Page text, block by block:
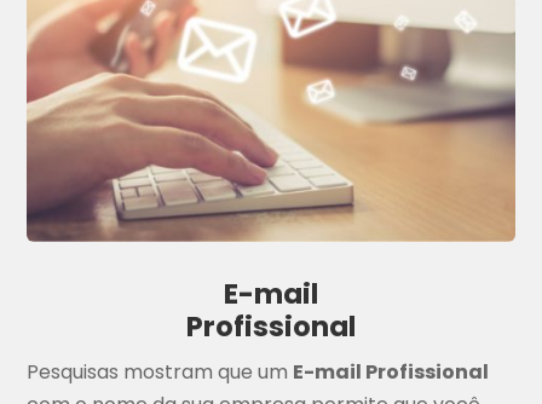
E-mail
Profissional
Pesquisas mostram que um E-mail Profissional